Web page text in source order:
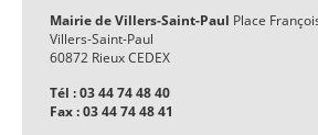
Mairie de Villers-Saint-Paul Place
Villers-Saint-Paul
60872 Rieux CEDEX
Tél : 03 44 74 48 40
Fax : 03 44 74 48 41